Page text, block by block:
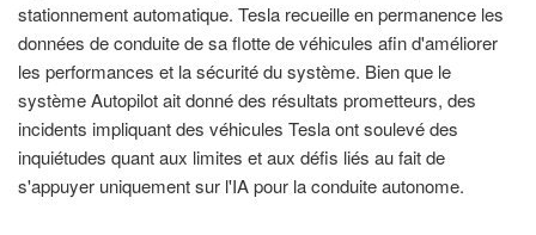
stationnement automatique. Tesla recueille en permanence les
données de conduite de sa flotte de véhicules afin d'améliorer
les performances et la sécurité du système. Bien que le
système Autopilot ait donné des résultats prometteurs, des
incidents impliquant des véhicules Tesla ont soulevé des
inquiétudes quant aux limites et aux défis liés au fait de
s'appuyer uniquement sur l'IA pour la conduite autonome.